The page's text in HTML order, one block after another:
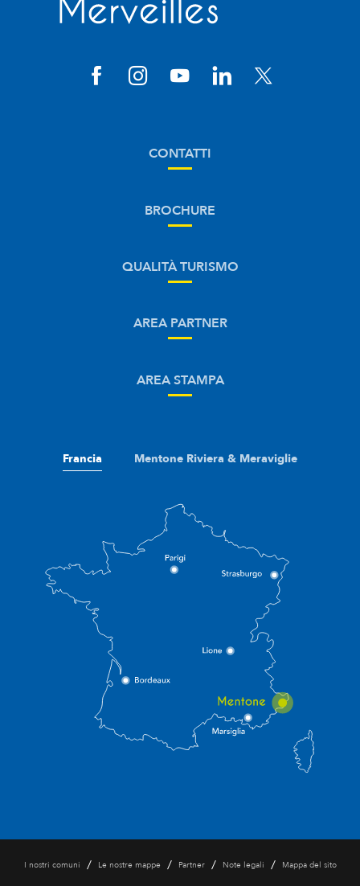
CONTATTI
BROCHURE
QUALITÀ TURISMO
AREA PARTNER
AREA STAMPA
Francia Mentone Riviera & Meraviglie
I nostri comuni / Le nostre mappe / Partner / Note legali / Mappa del sito